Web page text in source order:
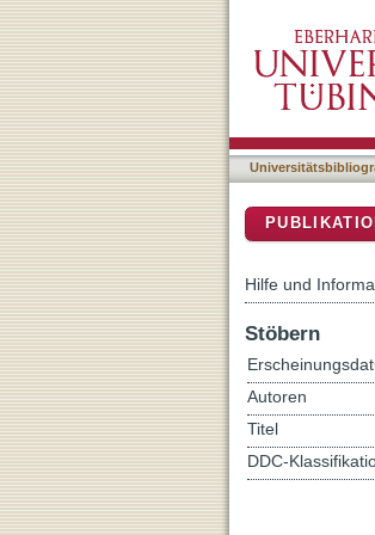
Hilfe und
Stöbern
Autoren
Titel
DDC-